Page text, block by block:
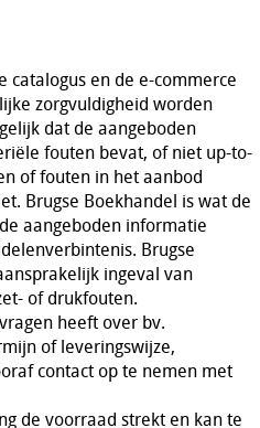
catalogus en de e-commerce
zorgvuldigheid worden
dat de aangeboden
fouten bevat, of niet up-to-
of fouten in het aanbod
Brugse Boekhandel is wat de
aangeboden informatie
Brugse
ingeval van
of drukfouten.
heeft over bv.
of leveringswijze,
contact op te nemen met
de voorraad strekt en kan te